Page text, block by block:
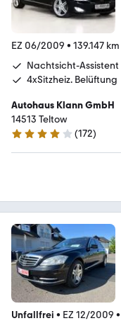
EZ 06/2009 • 139.147 km
Nachtsicht-Assistent
4xSitzheiz. Belüftung
Autohaus Klann GmbH
14513 Teltow
4 Sterne
(172)
Unfallfrei • EZ 12/2009 •